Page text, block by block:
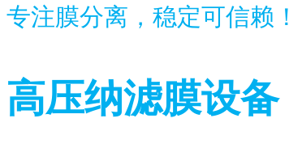
专注膜分离，稳定可信赖！
高压纳滤膜设备